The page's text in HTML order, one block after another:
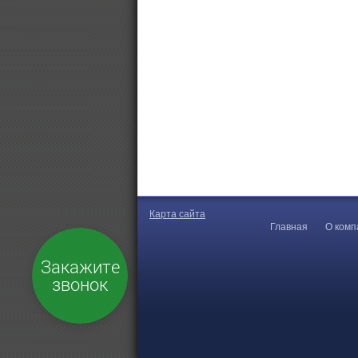
Карта сайта
Главная
О
Закажите
звонок